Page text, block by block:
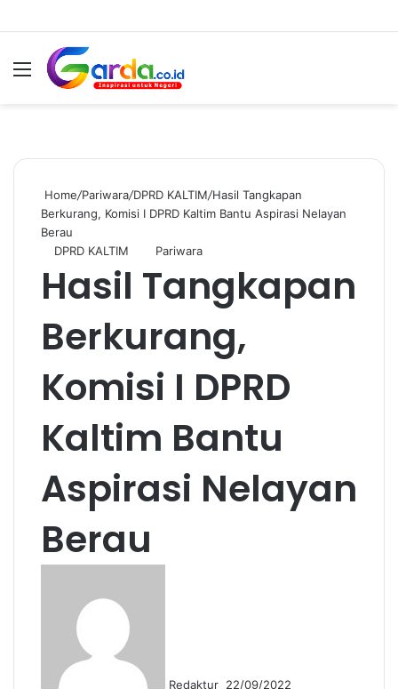
Menu
Home/Pariwara/DPRD KALTIM/Hasil Tangkapan
Berkurang, Komisi I DPRD Kaltim Bantu Aspirasi Nelayan
Berau
DPRD KALTIM
Pariwara
Hasil Tangkapan
Berkurang,
Komisi I DPRD
Kaltim Bantu
Aspirasi Nelayan
Berau
Redaktur e
22/09/2022